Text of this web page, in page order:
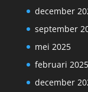
december
september
mei 2025
februari 2025
december